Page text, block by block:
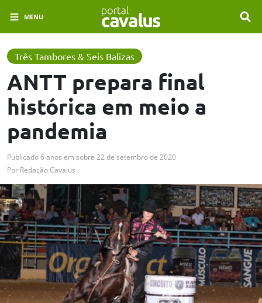
MENU
Três Tambores & Seis Balizas
ANTT prepara final
histórica em meio a
pandemia
Publicado6 anos em sobre 22 de setembro de 2020
Por Redação Cavalus